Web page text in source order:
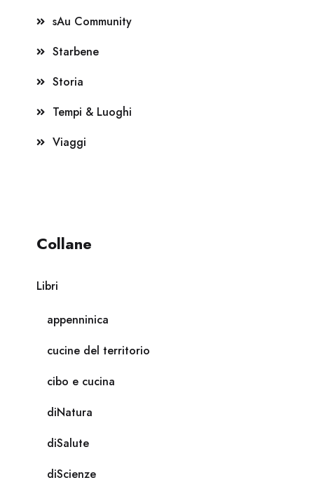
sAu Community
Starbene
Storia
Tempi & Luoghi
Viaggi
Collane
Libri
appenninica
cucine del territorio
cibo e cucina
diNatura
diSalute
diScienze